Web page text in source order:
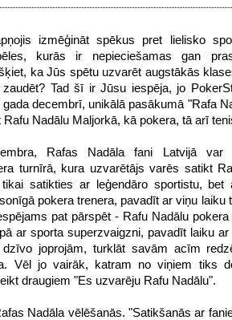
izmēģināt spēkus pret lielisko
kurās ir nepieciešamas gan
ka Jūs spētu uzvarēt augstākās
Tad šī ir Jūsu iespēja, jo
decembrī, unikālā pasākumā "Rafa
Nadālu Maljorkā, kā pokera, tā arī
Rafas Nadāla fani Latvijā var
turnīrā, kura uzvarētājs varēs satikt
satikties ar leģendāro sportistu, bet
pokera trenera, pavadīt ar viņu laiku
pat pārspēt - Rafu Nadālu
ar sporta superzvaigzni, pavadīt laiku
joprojām, turklāt savām acīm
Vēl jo vairāk, katram no viņiem tiks
draugiem "Es uzvarēju Rafu Nadālu".
Nadāla vēlēšanās. "Satikšanās ar